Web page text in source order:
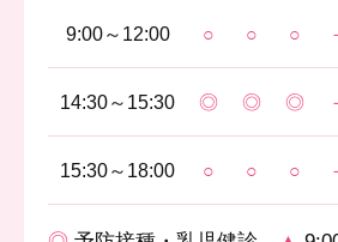
9:00～12:00 ○ ○ ○
14:30～15:30 ◎ ◎ ◎
15:30～18:00 ○ ○ ○